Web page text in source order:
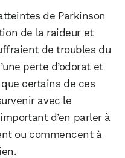
de Parkinson
de la raideur et
de troubles du
perte d’odorat et
certains de ces
avec le
d’en parler à
ou commencent à